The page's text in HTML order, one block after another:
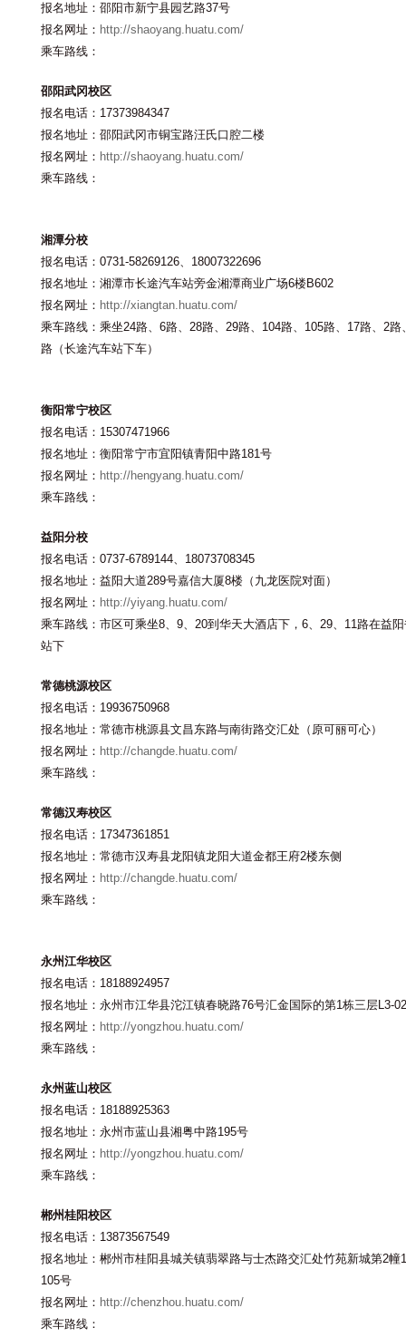
报名地址：邵阳市新宁县园艺路37号
报名网址： http://shaoyang.huatu.com/
乘车路线：
邵阳武冈校区
报名电话：17373984347
报名地址：邵阳武冈市铜宝路汪氏口腔二楼
报名网址： http://shaoyang.huatu.com/
乘车路线：
湘潭分校
报名电话：0731-58269126、18007322696
报名地址：湘潭市长途汽车站旁金湘潭商业广场6楼B602
报名网址： http://xiangtan.huatu.com/
乘车路线：乘坐24路、6路、28路、29路、104路、105路、17路、2路
路（长途汽车站下车）
衡阳常宁校区
报名电话：15307471966
报名地址：衡阳常宁市宜阳镇青阳中路181号
报名网址： http://hengyang.huatu.com/
乘车路线：
益阳分校
报名电话：0737-6789144、18073708345
报名地址：益阳大道289号嘉信大厦8楼（九龙医院对面）
报名网址： http://yiyang.huatu.com/
乘车路线：市区可乘坐8、9、20到华天大酒店下，6、29、11路在益
站下
常德桃源校区
报名电话：19936750968
报名地址：常德市桃源县文昌东路与南街路交汇处（原可丽可心）
报名网址： http://changde.huatu.com/
乘车路线：
常德汉寿校区
报名电话：17347361851
报名地址：常德市汉寿县龙阳镇龙阳大道金都王府2楼东侧
报名网址： http://changde.huatu.com/
乘车路线：
永州江华校区
报名电话：18188924957
报名地址：永州市江华县沱江镇春晓路76号汇金国际的第1栋三层L3-
报名网址： http://yongzhou.huatu.com/
乘车路线：
永州蓝山校区
报名电话：18188925363
报名地址：永州市蓝山县湘粤中路195号
报名网址： http://yongzhou.huatu.com/
乘车路线：
郴州桂阳校区
报名电话：13873567549
报名地址：郴州市桂阳县城关镇翡翠路与士杰路交汇处竹苑新城第2幢
105号
报名网址： http://chenzhou.huatu.com/
乘车路线：